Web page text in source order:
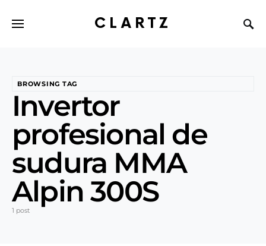
CLARTZ
BROWSING TAG
Invertor
profesional de
sudura MMA
Alpin 300S
1 post